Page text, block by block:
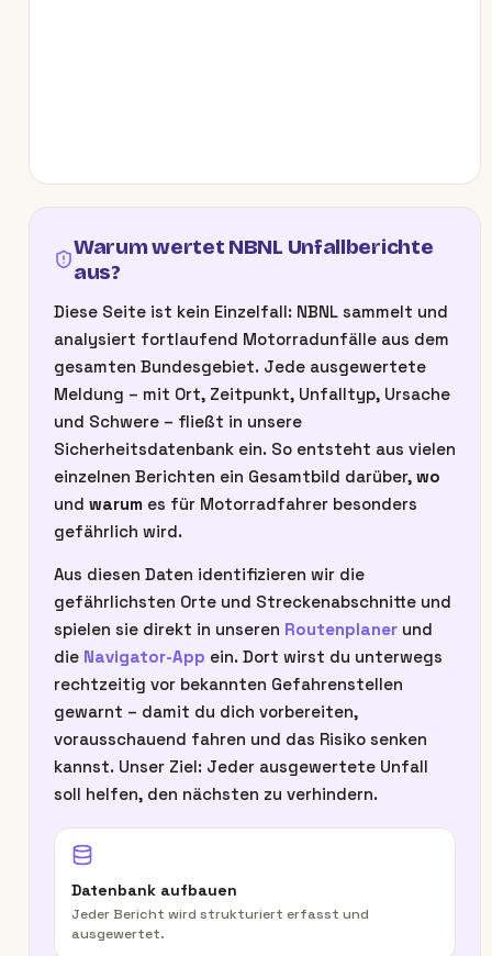
Warum wertet NBNL Unfallberichte
aus?
Diese Seite ist kein Einzelfall: NBNL sammelt und
analysiert fortlaufend Motorradunfälle aus dem
gesamten Bundesgebiet. Jede ausgewertete
Meldung – mit Ort, Zeitpunkt, Unfalltyp, Ursache
und Schwere – fließt in unsere
Sicherheitsdatenbank ein. So entsteht aus vielen
einzelnen Berichten ein Gesamtbild darüber, wo
und warum es für Motorradfahrer besonders
gefährlich wird.
Aus diesen Daten identifizieren wir die
gefährlichsten Orte und Streckenabschnitte und
spielen sie direkt in unseren Routenplaner und
die Navigator-App ein. Dort wirst du unterwegs
rechtzeitig vor bekannten Gefahrenstellen
gewarnt – damit du dich vorbereiten,
vorausschauend fahren und das Risiko senken
kannst. Unser Ziel: Jeder ausgewertete Unfall
soll helfen, den nächsten zu verhindern.
Datenbank aufbauen
Jeder Bericht wird strukturiert erfasst und
ausgewertet.